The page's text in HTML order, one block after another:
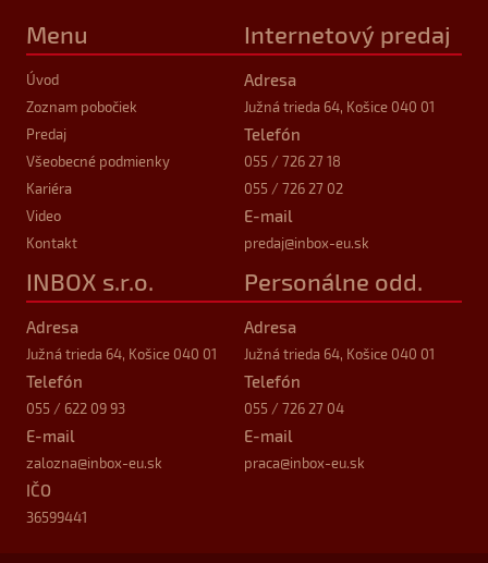
Menu
Úvod
Zoznam pobočiek
Predaj
Všeobecné podmienky
Kariéra
Video
Kontakt
Internetový predaj
Adresa
Južná trieda 64, Košice 040 01
Telefón
055 / 726 27 18
055 / 726 27 02
E-mail
predaj@inbox-eu.sk
INBOX s.r.o.
Adresa
Južná trieda 64, Košice 040 01
Telefón
055 / 622 09 93
E-mail
zalozna@inbox-eu.sk
IČO
36599441
Personálne odd.
Adresa
Južná trieda 64, Košice 040 01
Telefón
055 / 726 27 04
E-mail
praca@inbox-eu.sk